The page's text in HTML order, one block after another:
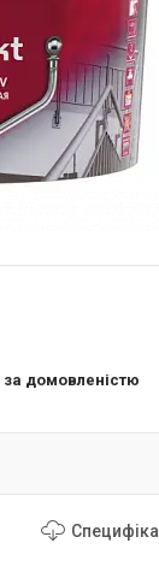
за домовленістю